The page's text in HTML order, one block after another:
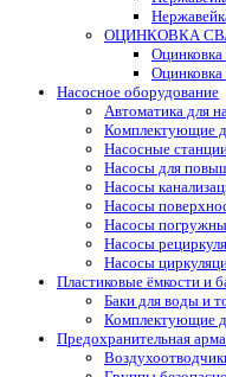
ОЦИНКОВКА
Оцинковка
Оцинковка
Насосное оборудование
Автоматика для
Комплектующие
Насосные
Насосы для
Насосы
Насосы
Насосы
Насосы
Насосы
Пластиковые ёмкости и
Баки для воды и
Комплектующие
Предохранительная